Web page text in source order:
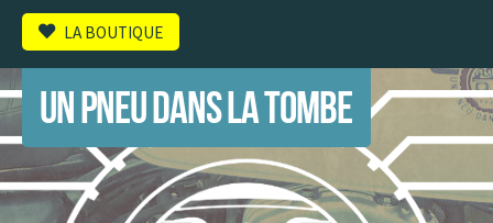
LA BOUTIQUE
UN PNEU DANS LA TOMBE